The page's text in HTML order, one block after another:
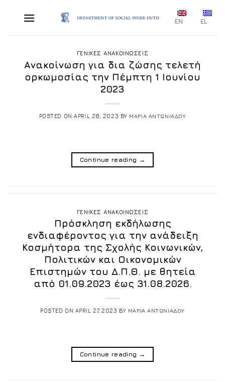
EN EL
ΓΕΝΙΚΕΣ ΑΝΑΚΟΙΝΩΣΕΙΣ
Ανακοίνωση για δια ζώσης τελετή
ορκωμοσίας την Πέμπτη 1 Ιουνίου
2023
POSTED ON APRIL 28, 2023 BY ΜΑΡΙΑ ΑΝΤΩΝΙΑΔΟΥ
Continue reading →
ΓΕΝΙΚΕΣ ΑΝΑΚΟΙΝΩΣΕΙΣ
Πρόσκληση εκδήλωσης
ενδιαφέροντος για την ανάδειξη
Κοσμήτορα της Σχολής Κοινωνικών,
Πολιτικών και Οικονομικών
Επιστημών του Δ.Π.Θ. με θητεία
από 01.09.2023 έως 31.08.2026.
POSTED ON APRIL 27, 2023 BY ΜΑΡΙΑ ΑΝΤΩΝΙΑΔΟΥ
Continue reading →